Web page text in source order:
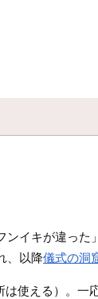
ンイキが違った
、以降儀式の洞
使える）。一